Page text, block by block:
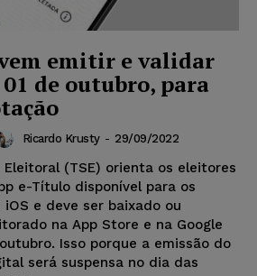
emitir e validar
de outubro, para
Ricardo Krusty - 29/09/2022
Eleitoral (TSE) orienta os eleitores
e-Título disponível para os
e deve ser baixado ou
na App Store e na Google
Isso porque a emissão do
será suspensa no dia das